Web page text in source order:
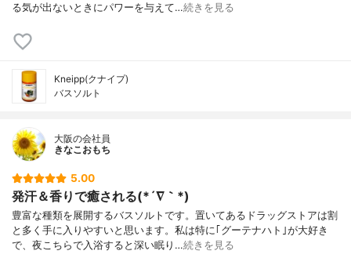
る気が出ないときにパワーを与えて…続きを見る
Kneipp(クナイプ)
バスソルト
大阪の会社員
きなこおもち
5.00
発汗＆香りで癒される(*´∇｀*)
豊富な種類を展開するバスソルトです。置いてあるドラッグストアは割
と多く手に入りやすいと思います。私は特に｢グーテナハト｣が大好き
で、夜こちらで入浴すると深い眠り…続きを見る